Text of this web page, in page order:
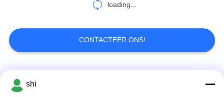
RC hommelbatterij
49
loading...
CONTACTEER ONS!
populaire categorieën
shi